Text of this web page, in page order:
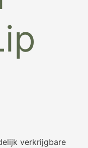
verkrijgbare